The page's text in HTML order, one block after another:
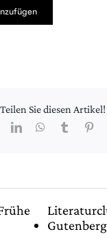
Teilen Sie diesen Artikel!
LinkedInWhatsApp
Tumblr
Gutenberg